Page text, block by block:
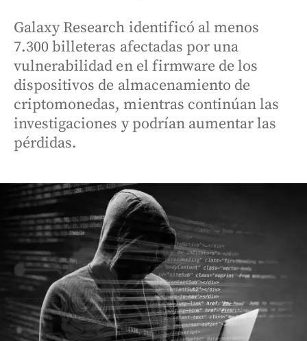
Galaxy Research identificó al menos
7.300 billeteras afectadas por una
vulnerabilidad en el firmware de los
dispositivos de almacenamiento de
criptomonedas, mientras continúan las
investigaciones y podrían aumentar las
pérdidas.